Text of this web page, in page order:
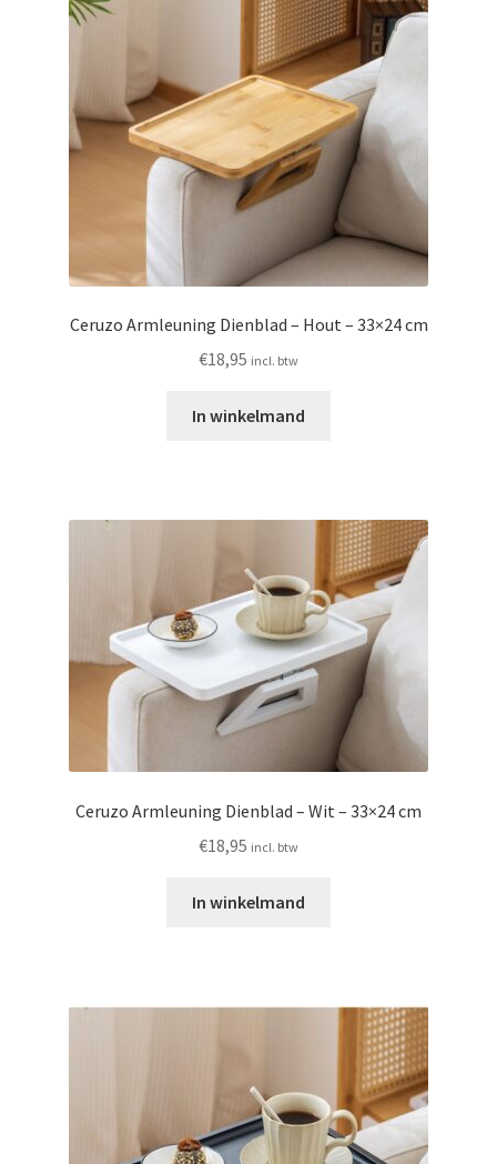
Ceruzo Armleuning Dienblad – Hout – 33×24 cm
€18,95 incl. btw
In winkelmand
Ceruzo Armleuning Dienblad – Wit – 33×24 cm
€18,95 incl. btw
In winkelmand